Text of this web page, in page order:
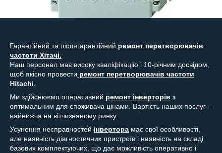
Гарантійний та післягарантійний ремонт перетворювачів
частоти Хітачі.
Наш персонал має високу кваліфікацію і 10-річним досвідом,
щоб якісно провести ремонт перетворювачів частоти
Hitachi
Ми здійснюємо оперативний ремонт інверторів з
оптимальним для споживача цінами. Вартість наших послуг –
найнижча на вітчизняному ринку.
Усунення несправностей інвертора має свої особливості,
але наявність діагностичних пристроїв і наявність на складі
базових комплектуючих, що дає можливість оперативно і